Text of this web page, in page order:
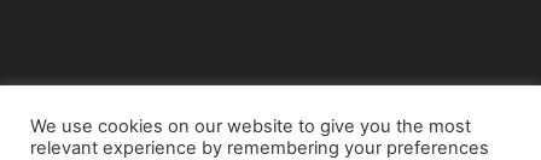
We use cookies on our website to give you the most
relevant experience by remembering your preferences